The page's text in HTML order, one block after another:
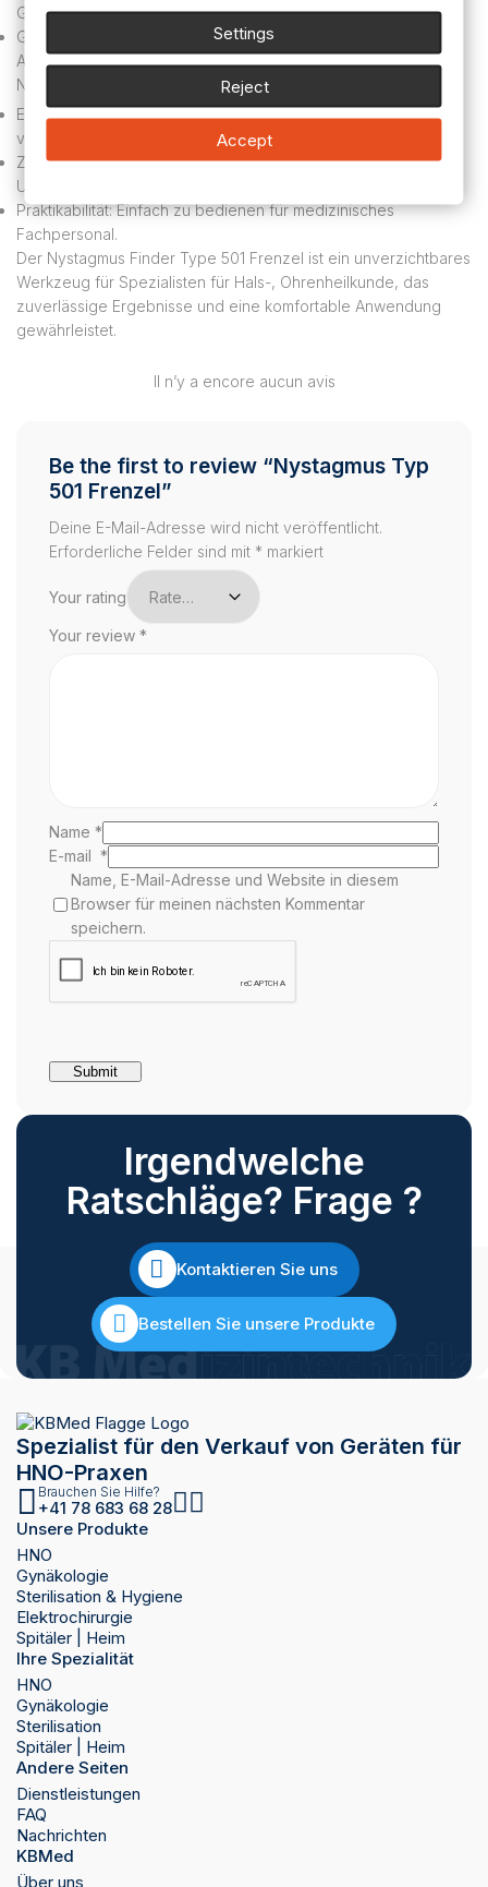
Gebrauch.
Genauigkeit: Klare und detaillierte Beobachtung von
Augenbewegungen.
Nützt:
Einfachere Diagnose: Ermöglicht eine genaue Analyse
vestibulärer Störungen.
Zuverlässigkeit: Robustes Design, das für medizinische
Umgebungen geeignet ist.
Praktikabilität: Einfach zu bedienen für medizinisches
Fachpersonal.
Der Nystagmus Finder Type 501 Frenzel ist ein unverzichtbares
Werkzeug für Spezialisten für Hals-, Ohrenheilkunde, das
zuverlässige Ergebnisse und eine komfortable Anwendung
gewährleistet.
Il n’y a encore aucun avis
Be the first to review “Nystagmus Typ
501 Frenzel”
Deine E-Mail-Adresse wird nicht veröffentlicht.
Erforderliche Felder sind mit * markiert
Your rating
Your review *
Name *
E-mail *
Name, E-Mail-Adresse und Website in diesem
Browser für meinen nächsten Kommentar
speichern.
Irgendwelche
Ratschläge? Frage ?
Kontaktieren Sie uns
Bestellen Sie unsere Produkte
Spezialist für den Verkauf von Geräten für
HNO-Praxen
Brauchen Sie Hilfe?
+41 78 683 68 28
Unsere Produkte
HNO
Gynäkologie
Sterilisation & Hygiene
Elektrochirurgie
Spitäler | Heim
Ihre Spezialität
HNO
Gynäkologie
Sterilisation
Spitäler | Heim
Andere Seiten
Dienstleistungen
FAQ
Nachrichten
KBMed
Über uns
Settings
Reject
Accept